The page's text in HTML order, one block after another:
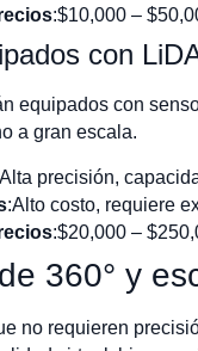
:$10,000 –
con
equipados con
a gran escala.
precisión,
:Alto costo, requiere
:$20,000 –
360° y
no requieren